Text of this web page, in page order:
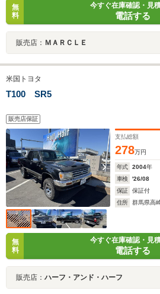
無
料
今すぐ在庫確認・見
電話する
販売店： ＭＡＲＣＬＥ
米国トヨタ
T100 SR5
販売店保証
支払総額
278万円
年式 2004年
車検
'26/08
保証
保証付
住所
群馬県高
無
料
今すぐ在庫確認・見
電話する
販売店： ハーフ・アンド・ハーフ